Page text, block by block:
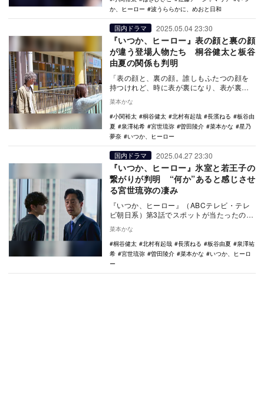
か、ヒーロー
波うららかに、めおと日和
国内ドラマ 2025.05.04 23:30
『いつか、ヒーロー』表の顔と裏の顔
が違う登場人物たち 桐谷健太と板谷
由夏の関係も判明
「表の顔と、裏の顔。誰しもふたつの顔を
持つけれど、時に表が裏になり、表が裏に
本物か分からな…
菜本かな
小関裕太
桐谷健太 北村有起哉 長濱ねる
板谷由
夏
泉澤祐希 宮世琉弥 曽田陵介 菜本かな
星乃
夢奈
いつか、ヒーロー
国内ドラマ 2025.04.27 23:30
『いつか、ヒーロー』氷室と若王子の
繋がりが判明 “何か”あると感じさせ
る宮世琉弥の凄み
『いつか、ヒーロー』（ABCテレビ・テレ
ビ朝日系）第3話でスポットが当たったの
いる……かの…
菜本かな
桐谷健太
北村有起哉 長濱ねる 板谷由夏
泉澤祐
希
宮世琉弥 曽田陵介 菜本かな
いつか、ヒーロ
ー